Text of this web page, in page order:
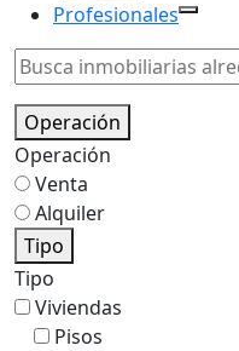
Profesionales
Operación
Operación
Venta
Alquiler
Tipo
Tipo
Viviendas
Pisos